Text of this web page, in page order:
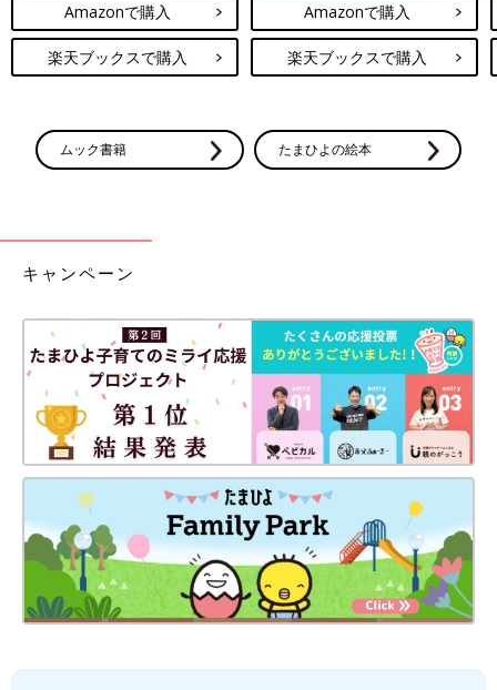
Amazonで購入
楽天ブックスで購入
Amazonで購入
楽天ブックスで購入
ムック書籍 たまひよの絵本
キャンペーン